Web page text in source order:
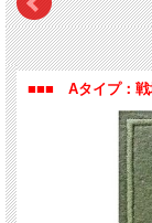
【サイズ】 縦：
●お届け方法選択画
●クリックポストは、
配達状
■■■ Aタイプ：